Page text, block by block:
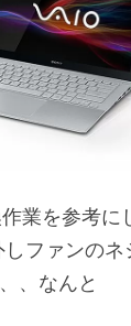
業を参考に
しファンのネ
、なんと